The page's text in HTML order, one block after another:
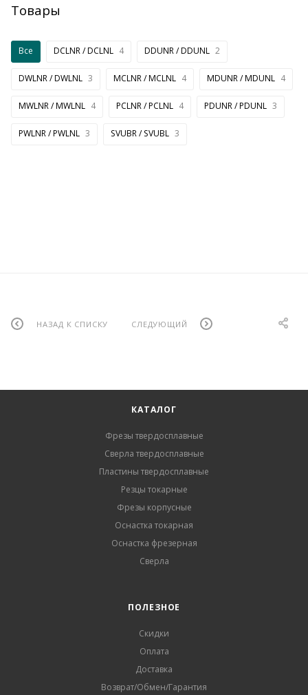
Товары
Все DCLNR / DCLNL 4 DDUNR / DDUNL 2
DWLNR / DWLNL 3 MCLNR / MCLNL 4 MDUNR / MDUNL 4
MWLNR / MWLNL 4 PCLNR / PCLNL 4 PDUNR / PDUNL 3
PWLNR / PWLNL 3 SVUBR / SVUBL 3
НАЗАД К СПИСКУ СЛЕДУЮЩИЙ
КАТАЛОГ
Фрезы твердосплавные
Сверла твердосплавные
Пластины твердосплавные
Резцы токарные
Фрезы корпусные
Оснастка токарная
Оснастка фрезерная
Сверла
ПОЛЕЗНОЕ
Скидки
Оплата
Доставка
Возврат/Обмен/Гарантия